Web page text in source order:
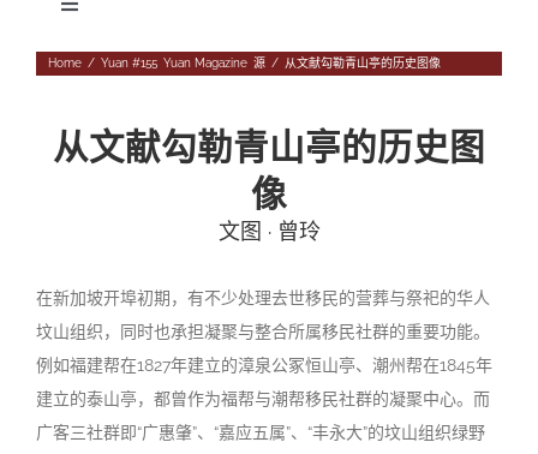
Toggle
专题
历史
文学
180期
179期
“本土文学”栏目征稿
《源》杂志简介
编委会
登录
{username} | 退出
Home / Yuan #155, Yuan Magazine, 源 / 从文献勾勒青山亭的历史图像
从文献勾勒青山亭的历史图
像
文图 · 曾玲
在新加坡开埠初期，有不少处理去世移民的营葬与祭祀的华人
坟山组织，同时也承担凝聚与整合所属移民社群的重要功能。
例如福建帮在1827年建立的漳泉公冢恒山亭、潮州帮在1845年
建立的泰山亭，都曾作为福帮与潮帮移民社群的凝聚中心。而
广客三社群即“广惠肇”、“嘉应五属”、“丰永大”的坟山组织绿野